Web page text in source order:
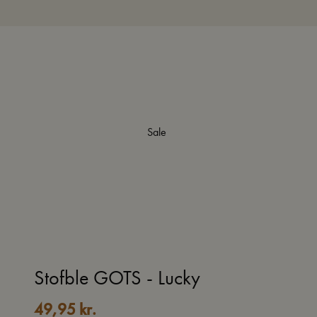
Sale
Stofble GOTS - Lucky
49,95 kr.